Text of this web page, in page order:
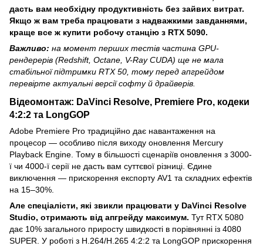
дасть вам необхідну продуктивність без зайвих витрат.
Якщо ж вам треба працювати з надважкими завданнями,
краще все ж купити робочу станцію з RTX 5090.
Важливо: на момент перших тестів частина GPU-
рендерерів (Redshift, Octane, V-Ray CUDA) ще не мала
стабільної підтримки RTX 50, тому перед апгрейдом
перевірте актуальні версії софту й драйверів.
Відеомонтаж: DaVinci Resolve, Premiere Pro, кодеки
4:2:2 та LongGOP
Adobe Premiere Pro традиційно дає навантаження на
процесор — особливо після виходу оновлення Mercury
Playback Engine. Тому в більшості сценаріїв оновлення з 3000-
ї чи 4000-ї серії не дасть вам суттєвої різниці. Єдине
виключення — прискорення експорту AV1 та складних ефектів
на 15–30%.
Але спеціалісти, які звикли працювати у DaVinci Resolve
Studio, отримають від апгрейду максимум. Тут RTX 5080
дає 10% загального приросту швидкості в порівнянні із 4080
SUPER. У роботі з H.264/H.265 4:2:2 та LongGOP прискорення